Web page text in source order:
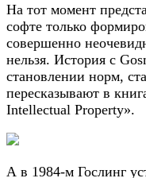
На тот момент
софте только
совершенно
нельзя. История с
становлении норм,
пересказывают в
Intellectual Property».
А в 1984-м Гослинг